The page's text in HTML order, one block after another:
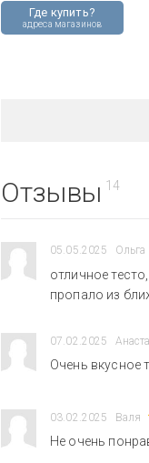
Где купить?
адреса магазинов
Отзывы 14
05.05.2025 Ольга
отличное
пропало из
07.02.2025
Очень вкусное
03.02.2025 Валя
Не очень